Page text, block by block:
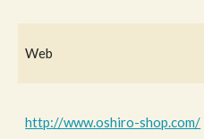
Web
http://www.oshiro-shop.com/